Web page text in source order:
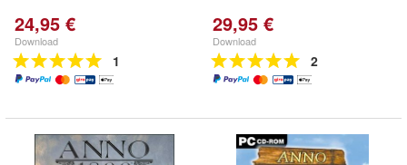
24,95 €
Download
1
29,95 €
Download
2